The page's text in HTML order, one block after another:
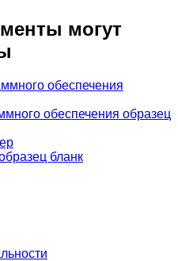
могут
обеспечения
обеспечения образец
бланк